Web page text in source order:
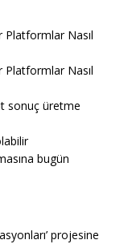
Platformlar Nasıl
Platformlar Nasıl
sonuç üretme
bugün
projesine